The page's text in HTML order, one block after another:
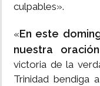
culpables».
«En este
nuestra oración
victoria de la
Trinidad bendiga